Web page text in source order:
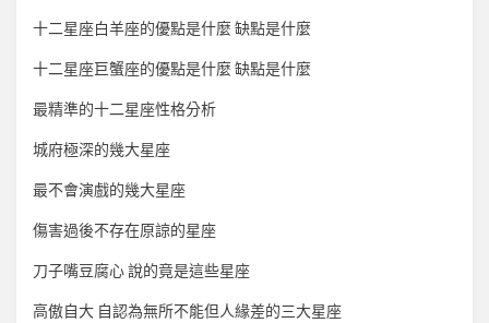
十二星座白羊座的優點是什麼 缺點是什麼
十二星座巨蟹座的優點是什麼 缺點是什麼
最精準的十二星座性格分析
城府極深的幾大星座
最不會演戲的幾大星座
傷害過後不存在原諒的星座
刀子嘴豆腐心 說的竟是這些星座
高傲自大 自認為無所不能但人緣差的三大星座